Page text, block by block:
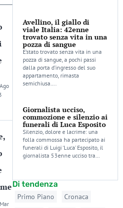
Avellino, il giallo di
viale Italia: 42enne
trovato senza vita in una
pozza di sangue
E’stato trovato senza vita in una
pozza di sangue, a pochi passi
dalla porta d’ingresso del suo
appartamento, rimasta
semichiusa….
Giornalista ucciso,
commozione e silenzio ai
funerali di Luca Esposito
Silenzio, dolore e lacrime: una
folla commossa ha partecipato ai
funerali di Luigi ‘Luca’ Esposito, il
giornalista 53enne ucciso tra…
Di tendenza
Primo Piano
Cronaca